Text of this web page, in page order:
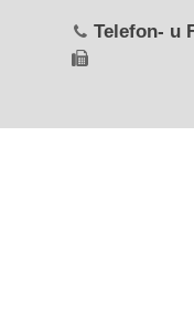
Telefon- u